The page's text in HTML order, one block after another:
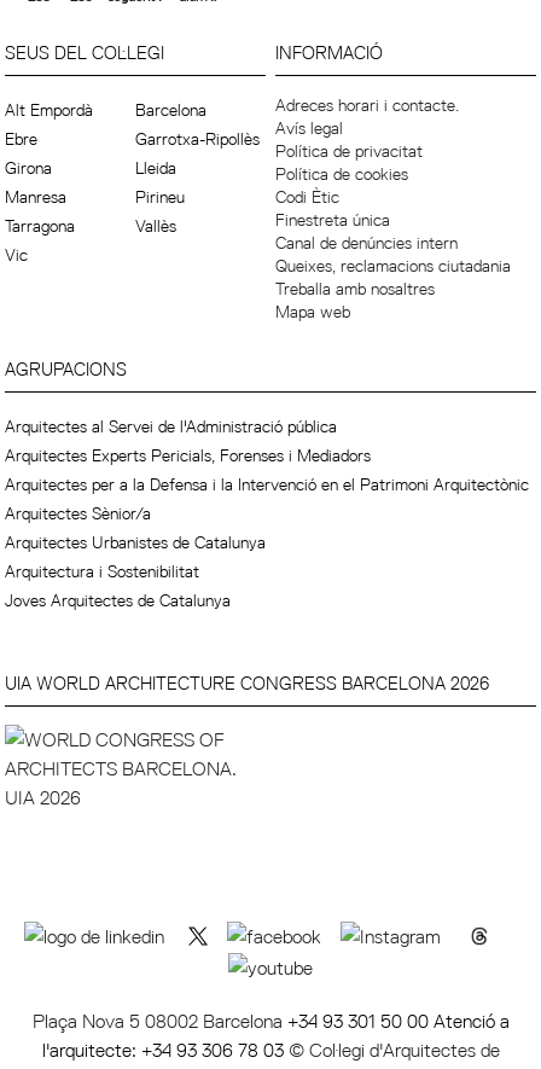
SEUS DEL COL·LEGI
Alt Empordà
Barcelona
Ebre
Garrotxa-Ripollès
Girona
Lleida
Manresa
Pirineu
Tarragona
Vallès
Vic
INFORMACIÓ
Adreces horari i contacte.
Avís legal
Política de privacitat
Política de cookies
Codi Ètic
Finestreta única
Canal de denúncies intern
Queixes, reclamacions ciutadania
Treballa amb nosaltres
Mapa web
AGRUPACIONS
Arquitectes al Servei de l'Administració pública
Arquitectes Experts Pericials, Forenses i Mediadors
Arquitectes per a la Defensa i la Intervenció en el Patrimoni Arquitectònic
Arquitectes Sènior/a
Arquitectes Urbanistes de Catalunya
Arquitectura i Sostenibilitat
Joves Arquitectes de Catalunya
UIA WORLD ARCHITECTURE CONGRESS BARCELONA 2026
Plaça Nova 5 08002 Barcelona +34 93 301 50 00 Atenció a
l'arquitecte: +34 93 306 78 03 © Col·legi d'Arquitectes de